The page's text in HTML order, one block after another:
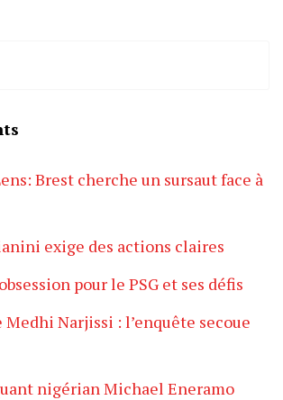
Brest cherche un sursaut face à
exige des actions claires
pour le PSG et ses défis
Narjissi : l’enquête secoue
nigérian Michael Eneramo